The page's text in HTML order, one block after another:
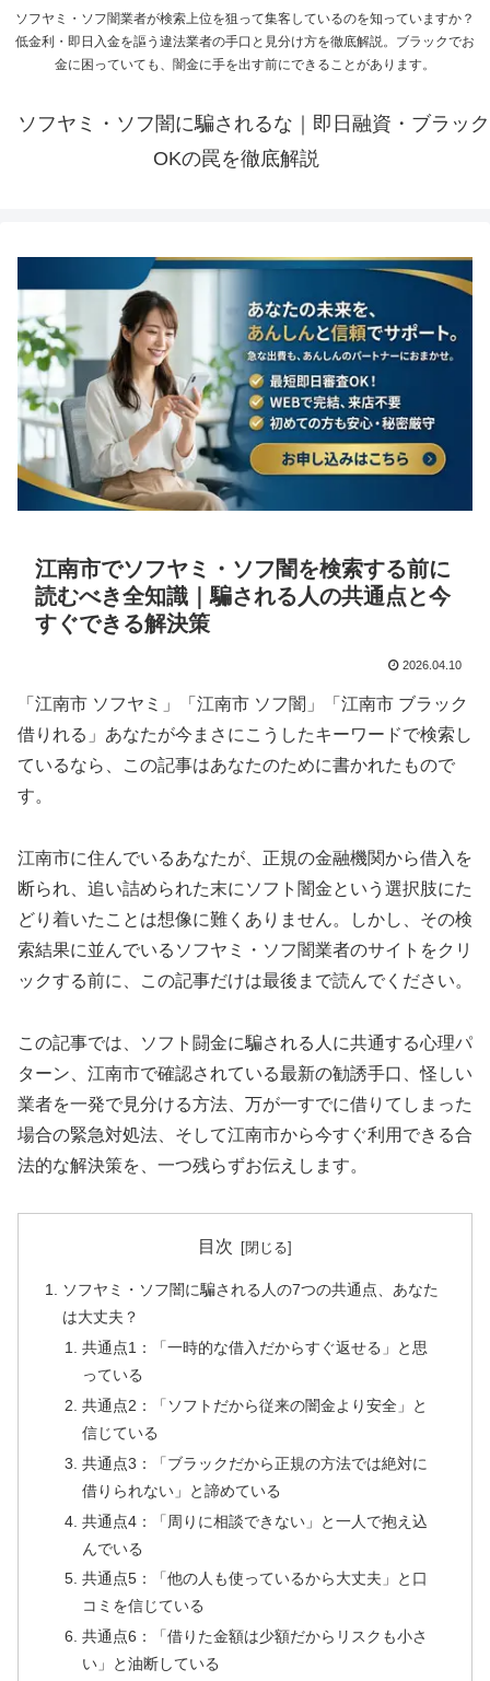
ソフヤミ・ソフ闇業者が検索上位を狙って集客しているのを知っていますか？
低金利・即日入金を謳う違法業者の手口と見分け方を徹底解説。ブラックでお
金に困っていても、闇金に手を出す前にできることがあります。
ソフヤミ・ソフ闇に騙されるな｜即日融資・ブラック
OKの罠を徹底解説
江南市でソフヤミ・ソフ闇を検索する前に
読むべき全知識｜騙される人の共通点と今
すぐできる解決策
2026.04.10
「江南市 ソフヤミ」「江南市 ソフ闇」「江南市 ブラック
借りれる」あなたが今まさにこうしたキーワードで検索し
ているなら、この記事はあなたのために書かれたもので
す。
江南市に住んでいるあなたが、正規の金融機関から借入を
断られ、追い詰められた末にソフト闇金という選択肢にた
どり着いたことは想像に難くありません。しかし、その検
索結果に並んでいるソフヤミ・ソフ闇業者のサイトをクリ
ックする前に、この記事だけは最後まで読んでください。
この記事では、ソフト闘金に騙される人に共通する心理パ
ターン、江南市で確認されている最新の勧誘手口、怪しい
業者を一発で見分ける方法、万が一すでに借りてしまった
場合の緊急対処法、そして江南市から今すぐ利用できる合
法的な解決策を、一つ残らずお伝えします。
目次
ソフヤミ・ソフ闇に騙される人の7つの共通点、あなた
は大丈夫？
共通点1：「一時的な借入だからすぐ返せる」と思
っている
共通点2：「ソフトだから従来の闇金より安全」と
信じている
共通点3：「ブラックだから正規の方法では絶対に
借りられない」と諦めている
共通点4：「周りに相談できない」と一人で抱え込
んでいる
共通点5：「他の人も使っているから大丈夫」と口
コミを信じている
共通点6：「借りた金額は少額だからリスクも小さ
い」と油断している